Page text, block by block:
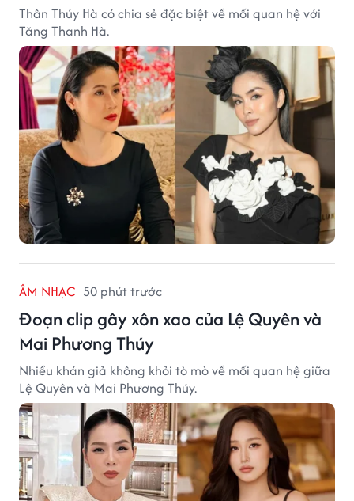
Thân Thúy Hà có chia sẻ đặc biệt về mối quan hệ với
Tăng Thanh Hà.
ÂM NHẠC 50 phút trước
Đoạn clip gây xôn xao của Lệ Quyên và
Mai Phương Thúy
Nhiều khán giả không khỏi tò mò về mối quan hệ giữa
Lệ Quyên và Mai Phương Thúy.